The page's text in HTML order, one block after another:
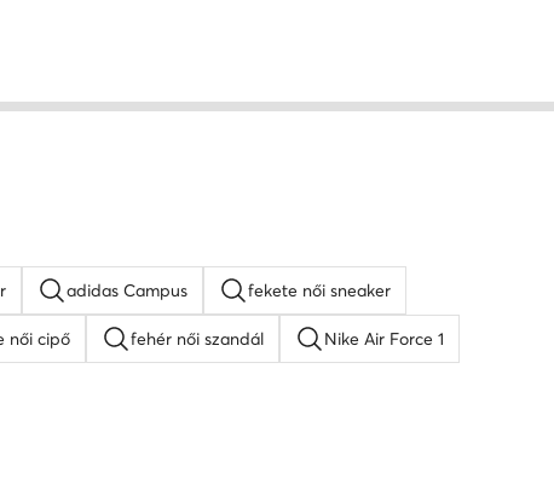
adidas Campus fekete női sneaker
női cipő fehér női szandál Nike Air Force 1